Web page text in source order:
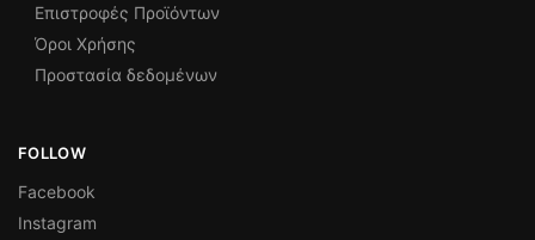
Επιστροφές Προϊόντων
Όροι Χρήσης
Προστασία δεδομένων
FOLLOW
Facebook
Instagram